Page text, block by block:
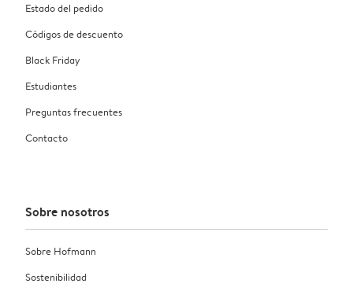
Estado del pedido
Códigos de descuento
Black Friday
Estudiantes
Preguntas frecuentes
Contacto
Sobre nosotros
Sobre Hofmann
Sostenibilidad